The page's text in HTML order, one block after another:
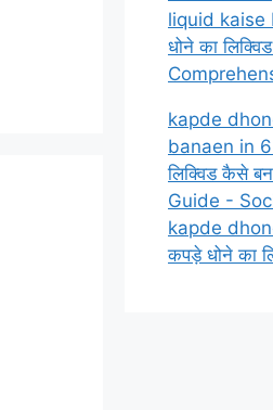
liquid kaise
धोने का
kapde
banaen in
लिक्विड कैसे
Guide -
kapde
कपड़े धोने का